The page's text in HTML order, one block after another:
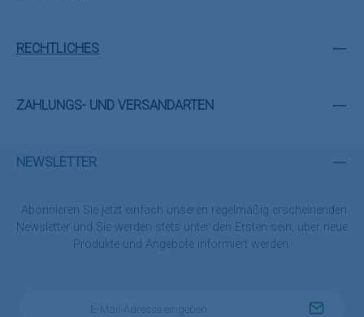
RECHTLICHES
ZAHLUNGS- UND VERSANDARTEN
NEWSLETTER
Abonnieren Sie jetzt einfach unseren regelmäßig erscheinenden
Newsletter und Sie werden stets unter den Ersten sein, über neue
Produkte und Angebote informiert werden.